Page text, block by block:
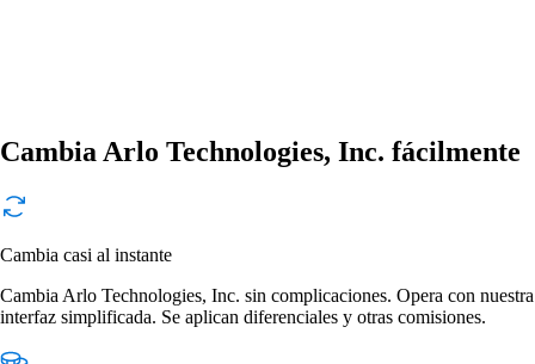
Cambia Arlo Technologies, Inc. fácilmente
Cambia casi al instante
Cambia Arlo Technologies, Inc. sin complicaciones. Opera con nuestra
interfaz simplificada. Se aplican diferenciales y otras comisiones.